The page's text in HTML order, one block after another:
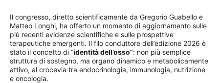
Il congresso, diretto scientificamente da Gregorio Guabello e
Matteo Longhi, ha offerto un momento di aggiornamento sulle
più recenti evidenze scientifiche e sulle prospettive
terapeutiche emergenti. Il filo conduttore dell’edizione 2026 è
stato il concetto di “identità dell’osso”: non più semplice
struttura di sostegno, ma organo dinamico e metabolicamente
attivo, al crocevia tra endocrinologia, immunologia, nutrizione
e oncologia.